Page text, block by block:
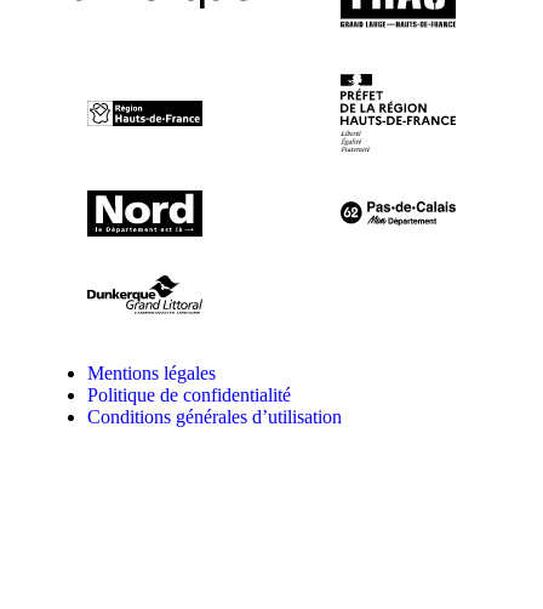
Mentions légales
Politique de confidentialité
Conditions générales d’utilisation